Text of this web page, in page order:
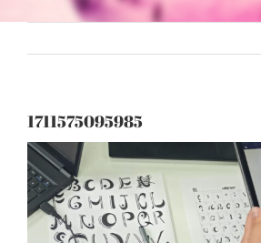
1711575095985